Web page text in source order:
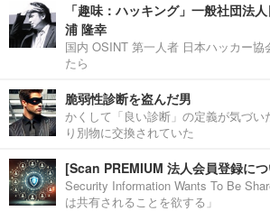
「趣味：ハッキング」一般社団法
浦 隆幸
国内 OSINT 第一人者 日本ハッカー協
たら
脆弱性診断を盗んだ男
かくして「良い診断」の定義が気づ
り別物に交換されていた
[Scan PREMIUM 法人会員登録に
Security Information Wants To Be
は共有されることを欲する」